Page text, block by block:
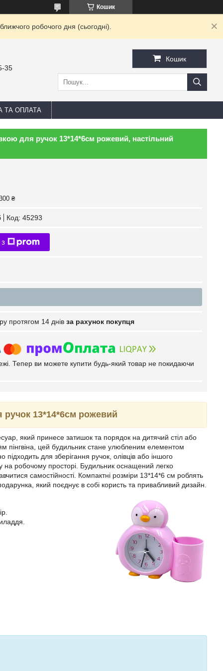
Кошик
робочого дня (сьогодні).
35
Кошик
ТА ОПЛАТА
для ручок 13*14*6см рожевий, настільний
₴
Код: 45293
протягом 14 днів за рахунок покупця
Тепер ви можете купити будь-який товар не покидаючи
ручок 13*14*6см рожевий
який принесе затишок та порядок на дитячий стіл або
пінгвіна, цей будильник стане улюбленим елементом
для зберігання ручок, олівців або іншого
на робочому просторі. Будильник оснащений легко
самостійності. Компактні розміри 13*14*6 см роблять
який поєднує в собі користь та привабливий дизайн.